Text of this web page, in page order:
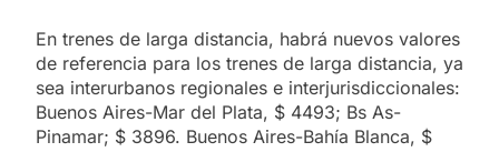
En trenes de larga distancia, habrá nuevos valores
de referencia para los trenes de larga distancia, ya
sea interurbanos regionales e interjurisdiccionales:
Buenos Aires-Mar del Plata, $ 4493; Bs As-
Pinamar; $ 3896. Buenos Aires-Bahía Blanca, $